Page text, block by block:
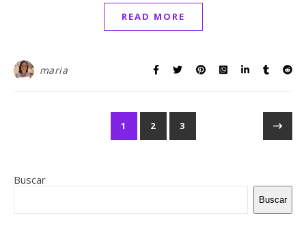
READ MORE
maria
1 2 3
Buscar
Buscar